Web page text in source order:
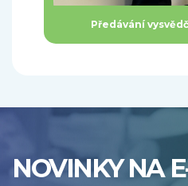
Předávání
NOVINKY NA